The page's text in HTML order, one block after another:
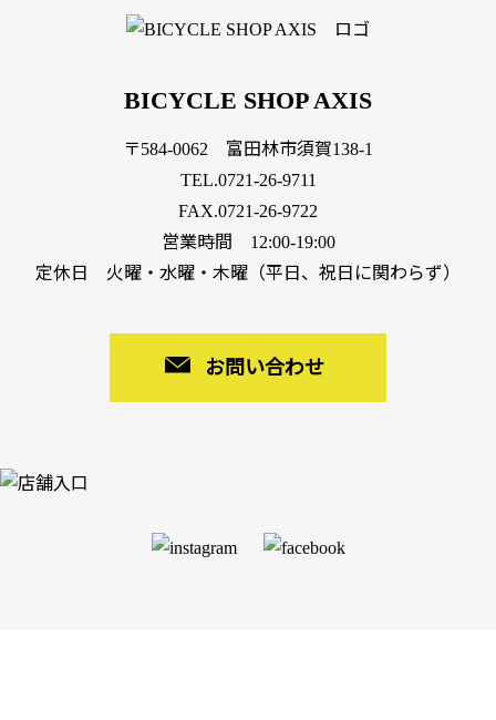
BICYCLE SHOP AXIS
〒584-0062 富田林市須賀138-1
TEL.0721-26-9711
FAX.0721-26-9722
営業時間 12:00-19:00
定休日 火曜・水曜・木曜（平日、祝日に関わらず）
お問い合わせ